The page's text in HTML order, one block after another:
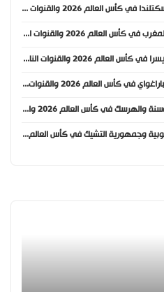
موعد مباراة هايتي واسكتلندا في كأس العالم 2026 والقنوات الناقلة
موعد مباراة البرازيل والمغرب في كأس العالم 2026 والقنوات الناقلة
موعد مباراة قطر وسويسرا في كأس العالم 2026 والقنوات الناقلة
موعد مباراة أمريكا والباراغواي في كأس العالم 2026 والقنوات الناقلة
موعد مباراة كندا والبوسنة والهرسك في كأس العالم 2026 والقنوات الناقلة
موعد مباراة كوريا الجنوبية وجمهورية التشيك في كأس العالم 2026 والقنوات الناقلة